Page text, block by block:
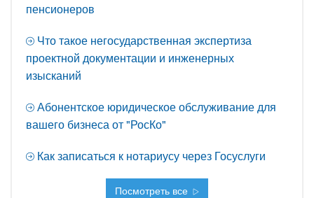
пенсионеров
Что такое негосударственная экспертиза
проектной документации и инженерных
изысканий
Абонентское юридическое обслуживание для
вашего бизнеса от "РосКо"
Как записаться к нотариусу через Госуслуги
Посмотреть все